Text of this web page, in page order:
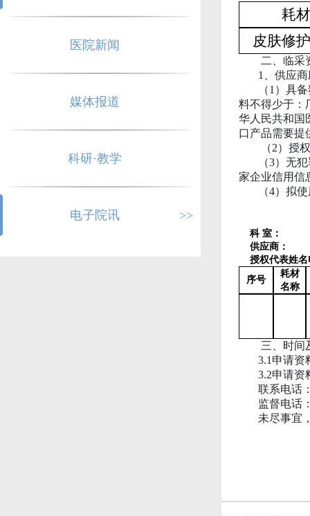
医院新闻
媒体报道
科研·教学
电子院讯 >>
耗
皮肤修
二、 临采
1、 供应商
（1）具
料不得少于：
华人民共和国
口产品需要提
（2）授
（3）无
家企业信用信
（4）拟
科 室：
供应商：
授权代表姓名
序号
耗材
名称
三、 时间
3.1申请资
3.2申请资
联系电话
监督电话
未尽事宜